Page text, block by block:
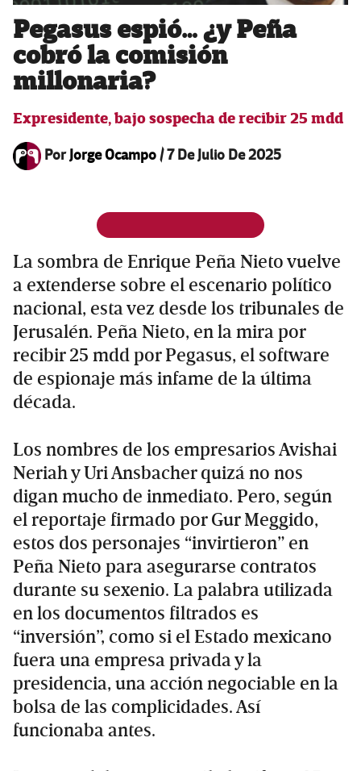
Pegasus espió… ¿y Peña
cobró la comisión
millonaria?
Expresidente, bajo sospecha de recibir 25 mdd
PorJorge Ocampo/7 De Julio De 2025
La sombra de Enrique Peña Nieto vuelve
a extenderse sobre el escenario político
nacional, esta vez desde los tribunales de
Jerusalén. Peña Nieto, en la mira por
recibir 25 mdd por Pegasus, el software
de espionaje más infame de la última
década.
Los nombres de los empresarios Avishai
Neriah y Uri Ansbacher quizá no nos
digan mucho de inmediato. Pero, según
el reportaje firmado por Gur Meggido,
estos dos personajes “invirtieron” en
Peña Nieto para asegurarse contratos
durante su sexenio. La palabra utilizada
en los documentos filtrados es
“inversión”, como si el Estado mexicano
fuera una empresa privada y la
presidencia, una acción negociable en la
bolsa de las complicidades. Así
funcionaba antes.